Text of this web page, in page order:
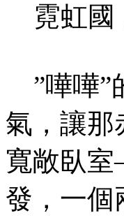
霓虹國
”嘩嘩”
氣，讓那
寬敞臥
發，一